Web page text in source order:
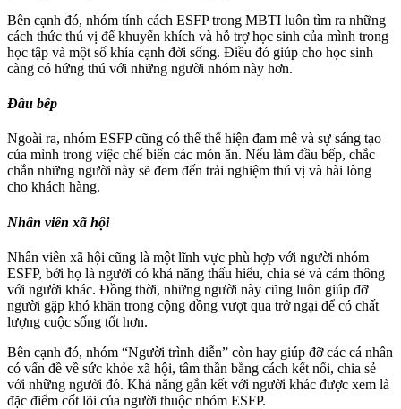
Bên cạnh đó, nhóm tính cách ESFP trong MBTI luôn tìm ra những
cách thức thú vị để khuyến khích và hỗ trợ học sinh của mình trong
học tập và một số khía cạnh đời sống. Điều đó giúp cho học sinh
càng có hứng thú với những người nhóm này hơn.
Đầu bếp
Ngoài ra, nhóm ESFP cũng có thể thể hiện đam mê và sự sáng tạo
của mình trong việc chế biến các món ăn. Nếu làm đầu bếp, chắc
chắn những người này sẽ đem đến trải nghiệm thú vị và hài lòng
cho khách hàng.
Nhân viên xã hội
Nhân viên xã hội cũng là một lĩnh vực phù hợp với người nhóm
ESFP, bởi họ là người có khả năng thấu hiểu, chia sẻ và cảm thông
với người khác. Đồng thời, những người này cũng luôn giúp đỡ
người gặp khó khăn trong cộng đồng vượt qua trở ngại để có chất
lượng cuộc sống tốt hơn.
Bên cạnh đó, nhóm “Người trình diễn” còn hay giúp đỡ các cá nhân
có vấn đề về sức khỏe xã hội, tâm thần bằng cách kết nối, chia sẻ
với những người đó. Khả năng gắn kết với người khác được xem là
đặc điểm cốt lõi của người thuộc nhóm ESFP.